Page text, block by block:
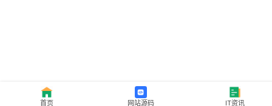
首页 网站源码 IT资讯